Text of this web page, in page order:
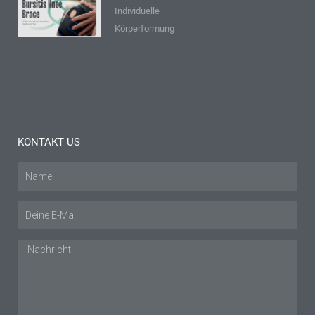
Bursitis-
Knieschiene:
Individuelle
Körperformung
KONTAKT US
Name
Nachricht